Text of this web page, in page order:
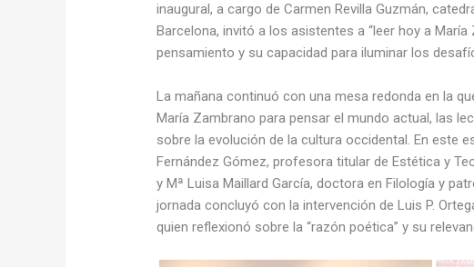
inaugural, a cargo de Carmen Revilla Guzmán,
Barcelona, invitó a los asistentes a “leer hoy a
pensamiento y su capacidad para iluminar los
La mañana continuó con una mesa redonda en la
María Zambrano para pensar el mundo actual, las
sobre la evolución de la cultura occidental. En este
Fernández Gómez, profesora titular de Estética y
y Mª Luisa Maillard García, doctora en Filología y
jornada concluyó con la intervención de Luis P.
quien reflexionó sobre la “razón poética” y su